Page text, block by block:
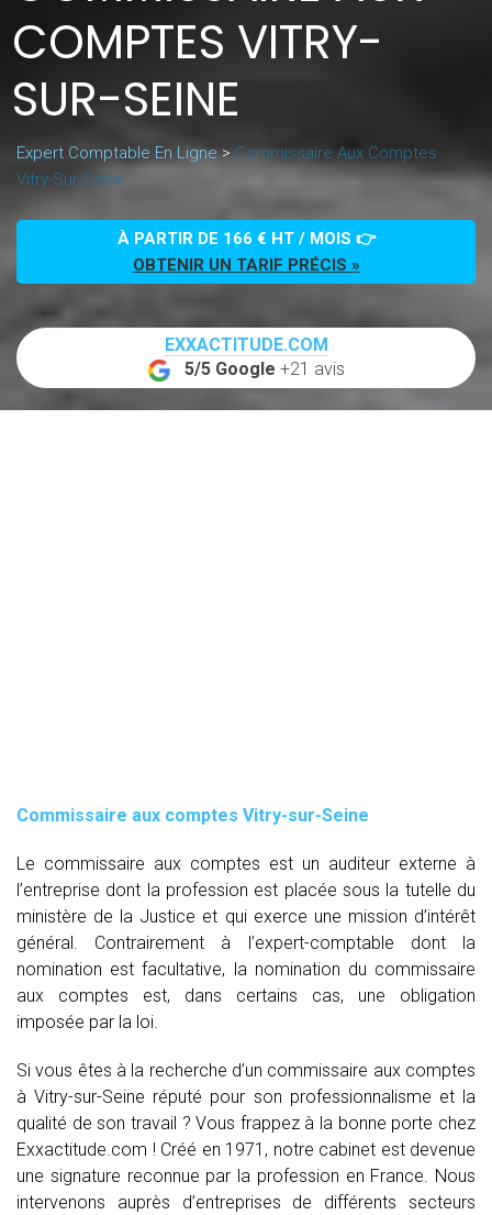
COMPTES VITRY-
SUR-SEINE
Expert Comptable En Ligne>Commissaire Aux Comptes
Vitry-Sur-Seine
À PARTIR DE 166 € HT / MOIS 👉
OBTENIR UN TARIF PRÉCIS »
EXXACTITUDE.COM
5/5 Google +21 avis
Commissaire aux comptes Vitry-sur-Seine
Le commissaire aux comptes est un auditeur externe à
l’entreprise dont la profession est placée sous la tutelle du
ministère de la Justice et qui exerce une mission d’intérêt
général. Contrairement à l’expert-comptable dont la
nomination est facultative, la nomination du commissaire
aux comptes est, dans certains cas, une obligation
imposée par la loi.
Si vous êtes à la recherche d’un commissaire aux comptes
à Vitry-sur-Seine réputé pour son professionnalisme et la
qualité de son travail ? Vous frappez à la bonne porte chez
Exxactitude.com ! Créé en 1971, notre cabinet est devenue
une signature reconnue par la profession en France. Nous
intervenons auprès d’entreprises de différents secteurs